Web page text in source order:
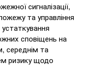
сигналізації,
та управління
сповіщень на
середнім та
ризику щодо